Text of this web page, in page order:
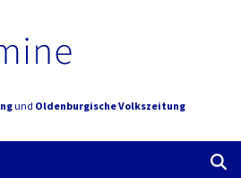
und Oldenburgische Volkszeitung